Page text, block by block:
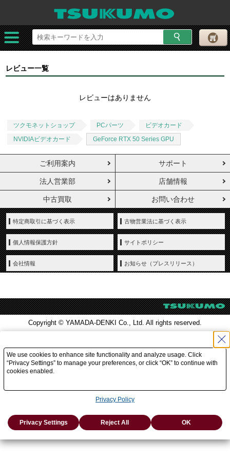
レビュー一覧
レビューはありません
ツクモネットショップ PCパーツ
ビデオカード
NVIDIAビデオカード
GeForce RTX 50 Series GPU
ご利用案内 サポート
法人営業部 店舗情報
中古買取 お問い合わせ
特定商取引に基づく表示 古物営業法に基づく表示
個人情報保護方針 サイトポリシー
会社情報 お知らせ（プレスリリース）
Copyright © YAMADA-DENKI Co., Ltd. All rights reserved.
We use cookies to enhance site functionality and analyze usage. Click
“Privacy Settings” to manage your preferences, or click “OK” to continue with
cookies enabled.
Privacy Policy
Privacy Settings Reject All OK